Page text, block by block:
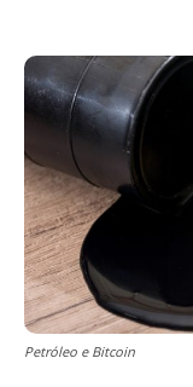
Petróleo e Bitcoin